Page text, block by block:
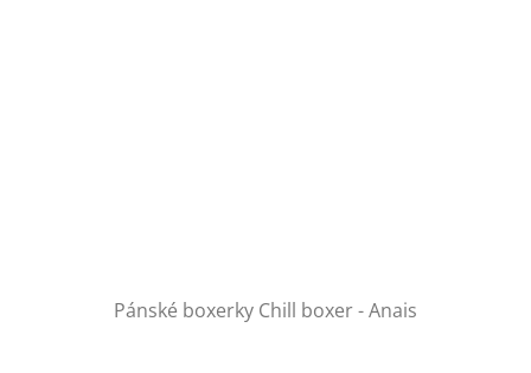
Pánské boxerky Chill boxer - Anais